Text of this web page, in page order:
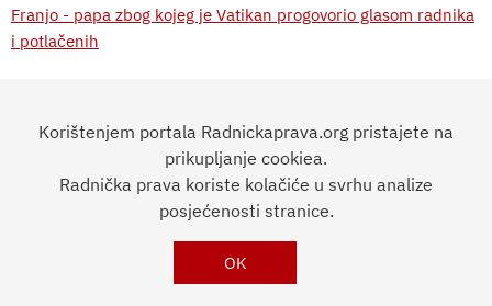
Franjo - papa zbog kojeg je Vatikan progovorio glasom radnika
i potlačenih
Zadruge u Argentini na udaru suspenzija i zatvaranja
RADNIČKAPRAVA
Korištenjem portala Radnickaprava.org pristajete na
prikupljanje cookiea.
Radnička prava koriste kolačiće u svrhu analize
posjećenosti stranice.
OK